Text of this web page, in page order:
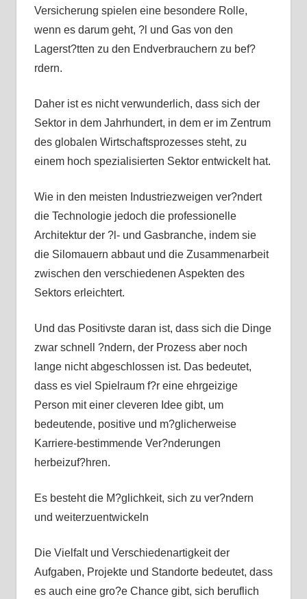
Versicherung spielen eine besondere Rolle,
wenn es darum geht, ?l und Gas von den
Lagerst?tten zu den Endverbrauchern zu bef?
rdern.
Daher ist es nicht verwunderlich, dass sich der
Sektor in dem Jahrhundert, in dem er im Zentrum
des globalen Wirtschaftsprozesses steht, zu
einem hoch spezialisierten Sektor entwickelt hat.
Wie in den meisten Industriezweigen ver?ndert
die Technologie jedoch die professionelle
Architektur der ?l- und Gasbranche, indem sie
die Silomauern abbaut und die Zusammenarbeit
zwischen den verschiedenen Aspekten des
Sektors erleichtert.
Und das Positivste daran ist, dass sich die Dinge
zwar schnell ?ndern, der Prozess aber noch
lange nicht abgeschlossen ist. Das bedeutet,
dass es viel Spielraum f?r eine ehrgeizige
Person mit einer cleveren Idee gibt, um
bedeutende, positive und m?glicherweise
Karriere-bestimmende Ver?nderungen
herbeizuf?hren.
Es besteht die M?glichkeit, sich zu ver?ndern
und weiterzuentwickeln
Die Vielfalt und Verschiedenartigkeit der
Aufgaben, Projekte und Standorte bedeutet, dass
es auch eine gro?e Chance gibt, sich beruflich